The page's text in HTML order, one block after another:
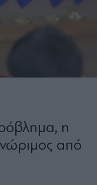
η
από